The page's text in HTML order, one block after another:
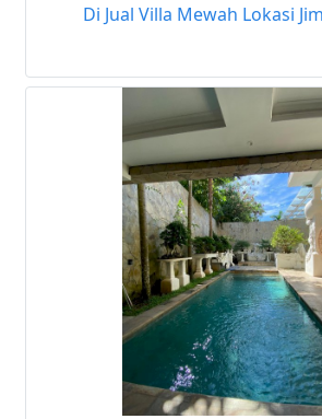
Di Jual Villa Mewah Lokasi